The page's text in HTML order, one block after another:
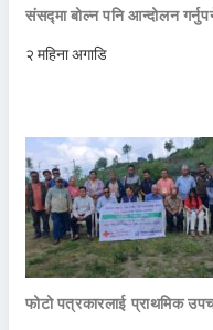
संसद्मा बोल्न पनि आन्दोलन
२ महिना अगाडि
फोटो पत्रकारलाई प्राथमिक